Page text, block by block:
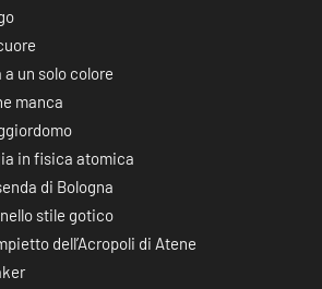
un solo colore
manca
in fisica atomica
di Bologna
stile gotico
dell’Acropoli di Atene